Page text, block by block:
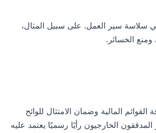
سلاسة سير العمل. على سبيل المثال،
الخسائر.
المالية وضمان الامتثال للوائح
الخارجيون رأيًا رسميًا يعتمد عليه